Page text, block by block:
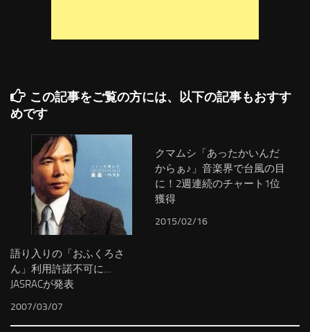
この記事をご覧の方には、以下の記事もおすす
めです
語り入りの「おふくろさ
ん」利用許諾不可に…
JASRACが発表
2007/03/07
クマムシ「あったかいんだ
からぁ♪」音楽界で台風の目
に！2週連続のチャート1位
獲得
2015/02/16